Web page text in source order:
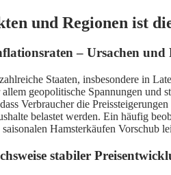
und Regionen ist
– Ursachen und
Staaten, insbesondere in
geopolitische Spannungen
Verbraucher die
belastet werden. Ein häufig
Hamsterkäufen Vorschub
stabiler